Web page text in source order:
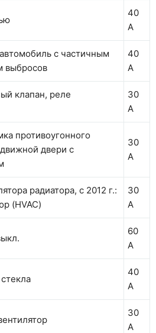
40
А
с частичным
выбросов
40
А
клапан, реле
30
А
противоугонного
двери с
30
А
радиатора, с 2012 г.:
(HVAC)
30
А
60
А
40
А
30
А